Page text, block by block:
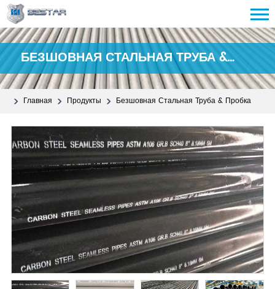
БЕЗШОВНАЯ СТАЛЬНАЯ ТРУБА &
ПРОБКА
Главная Продукты Безшовная Стальная Труба & Пробка